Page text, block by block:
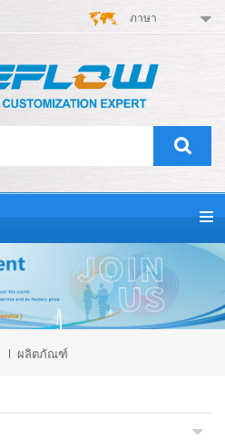
ภาษา
ผลิตภัณฑ์